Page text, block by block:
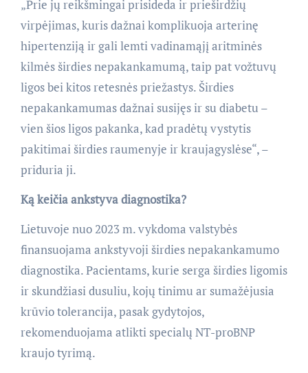
„Prie jų reikšmingai prisideda ir prieširdžių
virpėjimas, kuris dažnai komplikuoja arterinę
hipertenziją ir gali lemti vadinamąjį aritminės
kilmės širdies nepakankamumą, taip pat vožtuvų
ligos bei kitos retesnės priežastys. Širdies
nepakankamumas dažnai susijęs ir su diabetu –
vien šios ligos pakanka, kad pradėtų vystytis
pakitimai širdies raumenyje ir kraujagyslėse“, –
priduria ji.
Ką keičia ankstyva diagnostika?
Lietuvoje nuo 2023 m. vykdoma valstybės
finansuojama ankstyvoji širdies nepakankamumo
diagnostika. Pacientams, kurie serga širdies ligomis
ir skundžiasi dusuliu, kojų tinimu ar sumažėjusia
krūvio tolerancija, pasak gydytojos,
rekomenduojama atlikti specialų NT-proBNP
kraujo tyrimą.